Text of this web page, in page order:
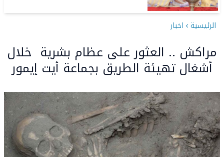
الرئيسية اخبار
مراكش .. العثور على عظام بشرية خلال
أشغال تهيئة الطريق بجماعة أيت إيمور